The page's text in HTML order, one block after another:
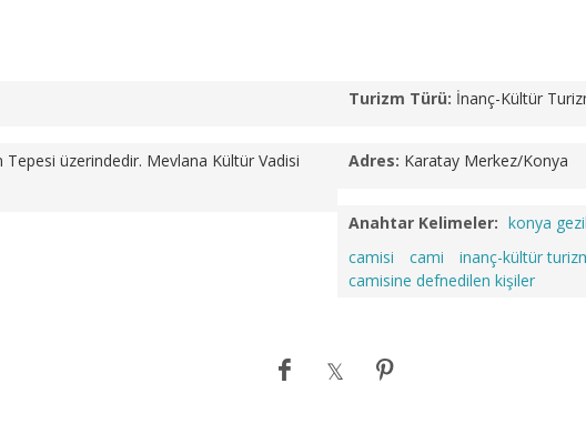
Turizm Türü: İnanç-Kültür
üzerindedir. Mevlana Kültür Vadisi
Adres: Karatay Merkez/Konya
Anahtar Kelimeler: konya
camisi
cami
inanç-kültür
camisine defnedilen kişiler